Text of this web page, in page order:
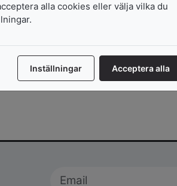
124kr
Visa produkter
alla cookies eller välja vilka du
Inställningar Acceptera alla